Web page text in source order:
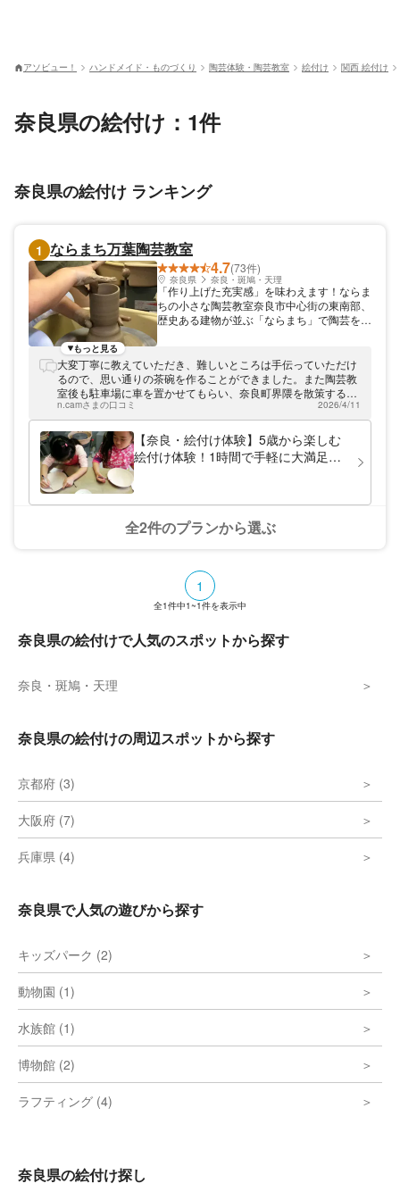
アソビュー！ ハンドメイド・ものづくり 陶芸体験・陶芸教室 絵付け 関西 絵付け
奈良県の絵付け：1件
奈良県の絵付け ランキング
1 ならまち万葉陶芸教室
4.7(73件)
奈良県 奈良・斑鳩・天理
「作り上げた充実感」を味わえます！ならま
ちの小さな陶芸教室奈良市中心街の東南部、
歴史ある建物が並ぶ「ならまち」で陶芸を楽
います。土の塊が器へと形を変える、陶芸の
面白さと不思議に触れてください。指導歴
30年以上、京都清水焼や奈良赤膚焼を学ん
だ講師がやさしく教えます。ご自宅用の器か
ら、大切な人への贈り物まで。ご希望にそえ
るようサポートします。
もっと見る
大変丁寧に教えていただき、難しいところは手伝っていただけ
るので、思い通りの茶碗を作ることができました。また陶芸教
室後も駐車場に車を置かせてもらい、奈良町界隈を散策するこ
とができました。
n.camさまの口コミ 2026/4/11
【奈良・絵付け体験】5歳から楽しむ
絵付け体験！1時間で手軽に大満足！
全2件のプランから選ぶ
1
全1件中1~1件を表示中
奈良県の絵付けで人気のスポットから探す
奈良・斑鳩・天理
奈良県の絵付けの周辺スポットから探す
京都府 (3)
大阪府 (7)
兵庫県 (4)
奈良県で人気の遊びから探す
キッズパーク (2)
動物園 (1)
水族館 (1)
博物館 (2)
ラフティング (4)
奈良県の絵付け探し